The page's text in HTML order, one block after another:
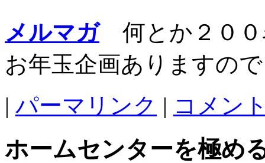
メルマガ何とか２００
お年玉企画ありますの
| パーマリンク | コメン
ホームセンターを極め